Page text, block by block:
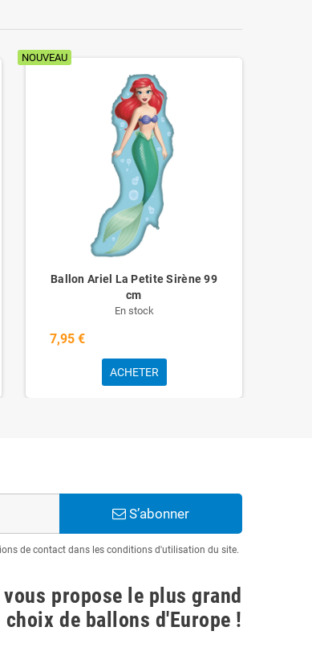
NOUVEAU
Ballon Ariel La Petite Sirène 99
cm
En stock
7,95 €
ACHETER
S’abonner
de contact dans les conditions d'utilisation du site.
propose le plus grand
choix de ballons d'Europe !